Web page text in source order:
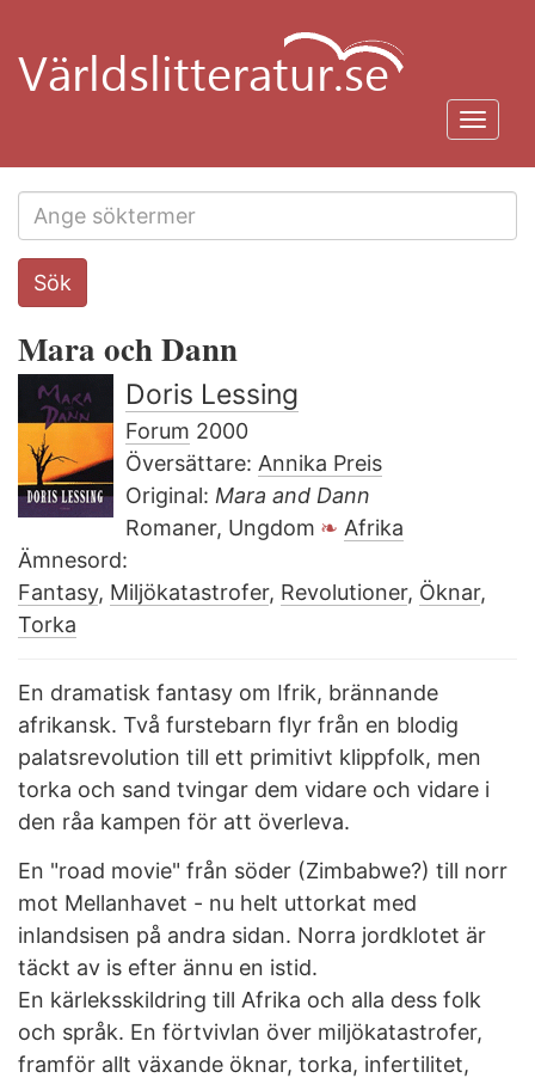
huvudinnehåll
Search
this
Sök
Mara och Dann
Doris Lessing
Forum 2000
Översättare: Annika Preis
Original: Mara and Dann
Romaner, Ungdom
Afrika
Ämnesord:
Fantasy, Miljökatastrofer, Revolutioner, Öknar,
Torka
En dramatisk fantasy om Ifrik, brännande
afrikansk. Två furstebarn flyr från en blodig
palatsrevolution till ett primitivt klippfolk, men
torka och sand tvingar dem vidare och vidare i
den råa kampen för att överleva.
En "road movie" från söder (Zimbabwe?) till norr
mot Mellanhavet - nu helt uttorkat med
inlandsisen på andra sidan. Norra jordklotet är
täckt av is efter ännu en istid.
En kärleksskildring till Afrika och alla dess folk
och språk. En förtvivlan över miljökatastrofer,
framför allt växande öknar, torka, infertilitet,